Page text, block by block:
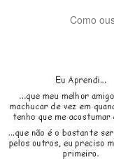
Como